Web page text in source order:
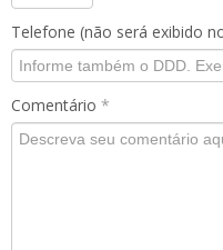
Telefone (não será exibido
Comentário *